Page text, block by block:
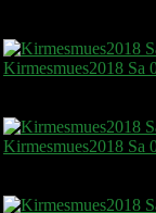
Kirmesmues2018 Sa
Kirmesmues2018 Sa